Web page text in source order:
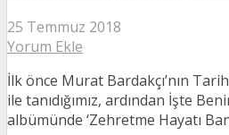
25 Temmuz 2018
Yorum Ekle
İlk önce Murat Bardakçı’nın
ile tanıdığımız, ardından İşte
albümünde ‘Zehretme Hayatı